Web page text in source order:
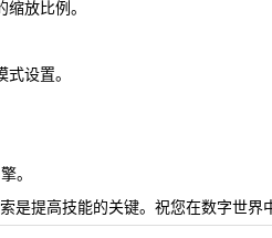
放比例。
设置。
。
提高技能的关键。祝您在数字世界